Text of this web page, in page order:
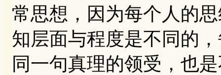
常思想，因为每个人的
知层面与程度是不同的
同一句真理的领受，也